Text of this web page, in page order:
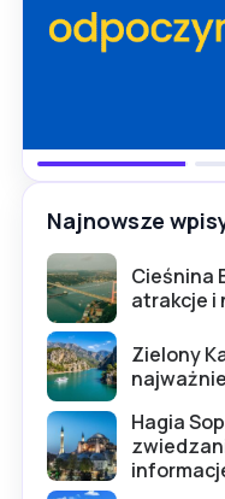
Najnowsze
Cieśnina
atrakcje i
Zielony
Hagia